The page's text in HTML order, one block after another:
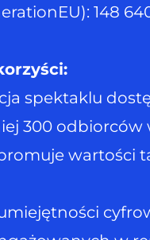
148
spektaklu
300 odbiorców
wartości